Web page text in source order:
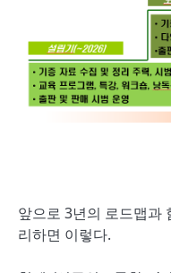
앞으로 3년의 로드맵과
리하면 이렇다.